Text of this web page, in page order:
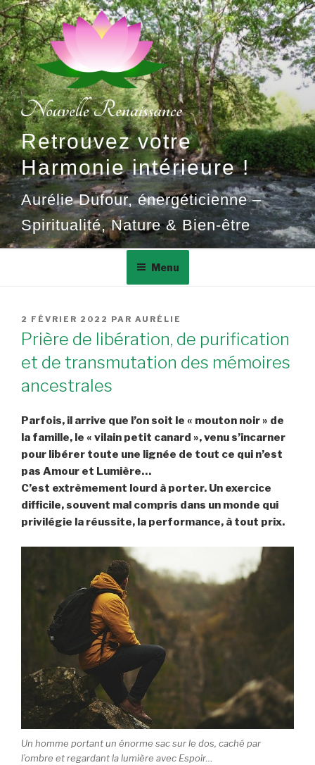
Aller
au
contenu
principal
Retrouvez votre
Harmonie intérieure !
Aurélie Dufour, énergéticienne –
Spiritualité, Nature & Bien-être
Menu
PUBLIÉ
LE
2 FÉVRIER 2022 PAR AURÉLIE
Prière de libération, de purification
et de transmutation des mémoires
ancestrales
Parfois, il arrive que l’on soit le « mouton noir » de
la famille, le « vilain petit canard », venu s’incarner
pour libérer toute une lignée de tout ce qui n’est
pas Amour et Lumière…
C’est extrèmement lourd à porter. Un exercice
difficile, souvent mal compris dans un monde qui
privilégie la réussite, la performance, à tout prix.
Un homme portant un énorme sac sur le dos, caché par
l’ombre et regardant la lumière avec Espoir…